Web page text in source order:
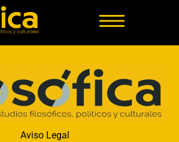
Aviso Legal